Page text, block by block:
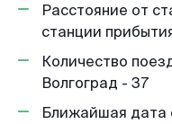
Расстояние от
станции
Количество
Волгоград - 37
Ближайшая дата